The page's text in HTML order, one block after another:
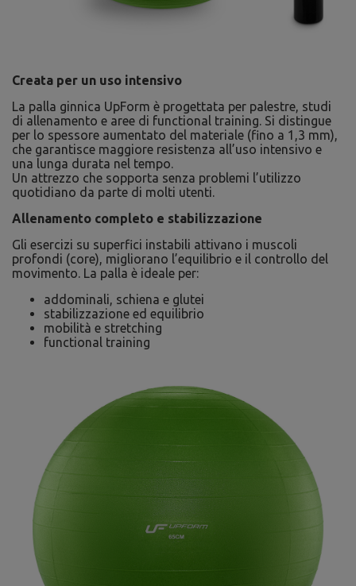
Creata per un uso intensivo
La palla ginnica UpForm è progettata per palestre, studi
di allenamento e aree di functional training. Si distingue
per lo spessore aumentato del materiale (fino a 1,3 mm),
che garantisce maggiore resistenza all’uso intensivo e
una lunga durata nel tempo.
Un attrezzo che sopporta senza problemi l’utilizzo
quotidiano da parte di molti utenti.
Allenamento completo e stabilizzazione
Gli esercizi su superfici instabili attivano i muscoli
profondi (core), migliorano l’equilibrio e il controllo del
movimento. La palla è ideale per:
addominali, schiena e glutei
stabilizzazione ed equilibrio
mobilità e stretching
functional training